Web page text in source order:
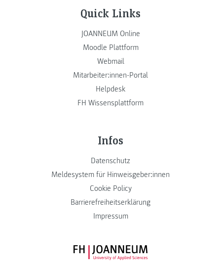
Quick Links
JOANNEUM Online
Moodle Plattform
Webmail
Mitarbeiter:innen-Portal
Helpdesk
FH Wissensplattform
Infos
Datenschutz
Meldesystem für Hinweisgeber:innen
Cookie Policy
Barrierefreiheitserklärung
Impressum
FH JOANNEUM Logo